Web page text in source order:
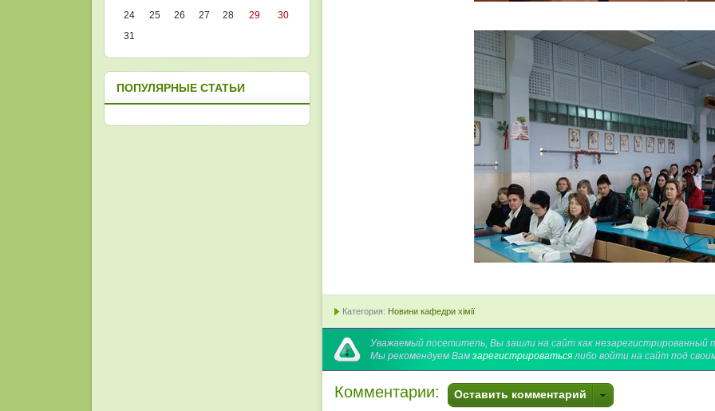
Категория: Новини кафедри хімії
Уважаемый посетитель, Вы зашли на сайт как незарегистрированный
Мы рекомендуем Вам зарегистрироватьсялибо войти на сайт под
Комментарии: Оставить комментарий
24
25 26 27 28 29
30
31
ПОПУЛЯРНЫЕ СТАТЬИ